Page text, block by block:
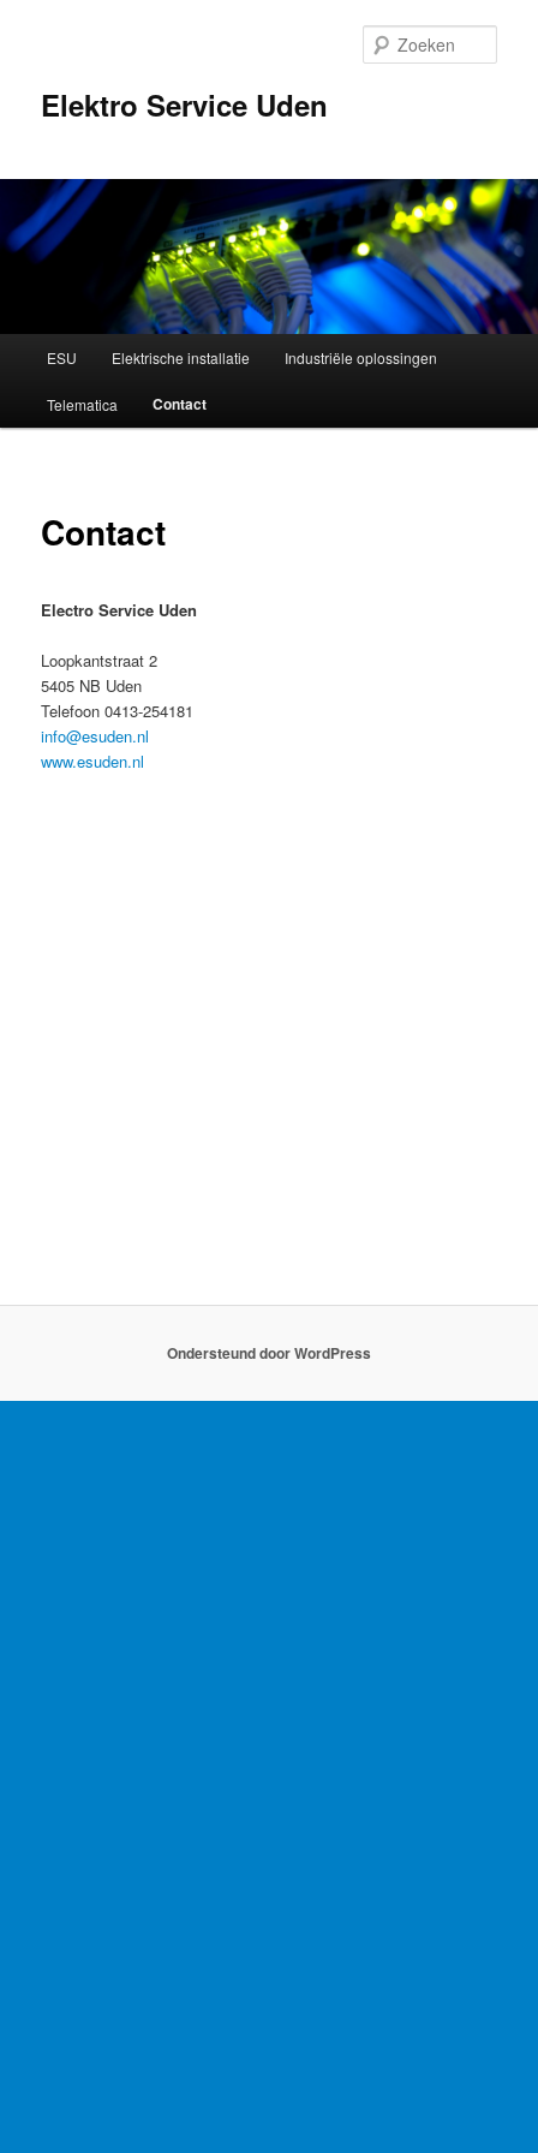
inhoudElektro Service Uden
ESU Elektrische installatie Industriële oplossingen
Telematica Contact
Contact
Electro Service Uden
Loopkantstraat 2
5405 NB Uden
Telefoon 0413-254181
info@esuden.nl
www.esuden.nl
Ondersteund door WordPress